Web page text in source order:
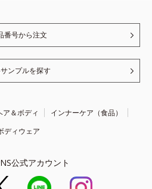
番号から注文
ンプルを探す
ア＆ボディ
インナーケア（食品）
ディウェア
公式アカウント